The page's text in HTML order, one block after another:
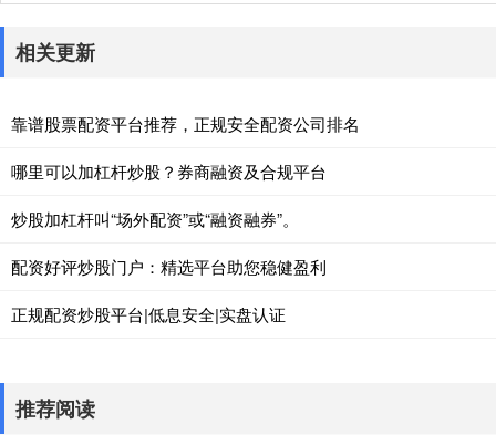
相关更新
靠谱股票配资平台推荐，正规安全配资公司排名
哪里可以加杠杆炒股？券商融资及合规平台
炒股加杠杆叫“场外配资”或“融资融券”。
配资好评炒股门户：精选平台助您稳健盈利
正规配资炒股平台|低息安全|实盘认证
推荐阅读